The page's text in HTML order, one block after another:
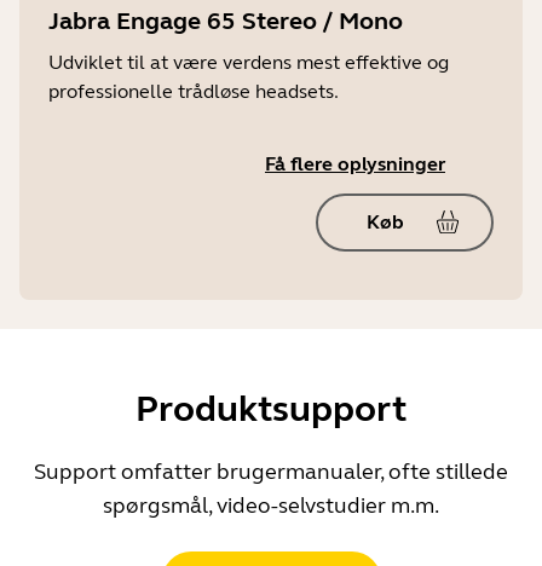
Jabra Engage 65 Stereo / Mono
Udviklet til at være verdens mest effektive og
professionelle trådløse headsets.
Få flere oplysninger
Køb
Produktsupport
Support omfatter brugermanualer, ofte stillede
spørgsmål, video-selvstudier m.m.